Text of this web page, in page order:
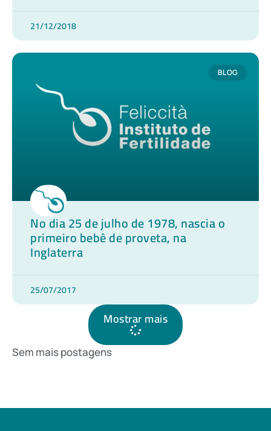
21/12/2018
BLOG
No dia 25 de julho de 1978, nascia o
primeiro bebê de proveta, na
Inglaterra
25/07/2017
Mostrar mais
Sem mais postagens